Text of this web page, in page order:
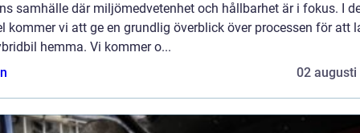
samhälle där miljömedvetenhet och hållbarhet är i fokus. I
kommer vi att ge en grundlig överblick över processen för att
hemma. Vi kommer o...
02 augusti